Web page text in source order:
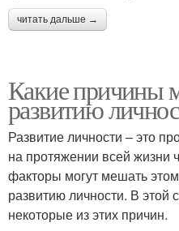
читать дальше →
Какие причины
развитию
Развитие личности – это
на протяжении всей жизни
факторы могут мешать
развитию личности. В этой
некоторые из этих причин.